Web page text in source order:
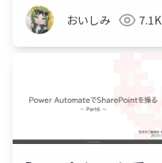
おいしみ 7.1K